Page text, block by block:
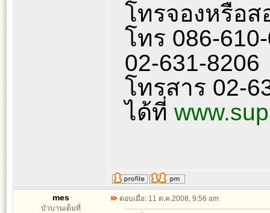
โทรจองหรือส
โทร 086-
02-631-8206
โทรสาร 02-
ได้ที่
mes
บัวบานเต็มที่
ตอบเมื่อ: 11 ต.ค.2008, 9:56 am